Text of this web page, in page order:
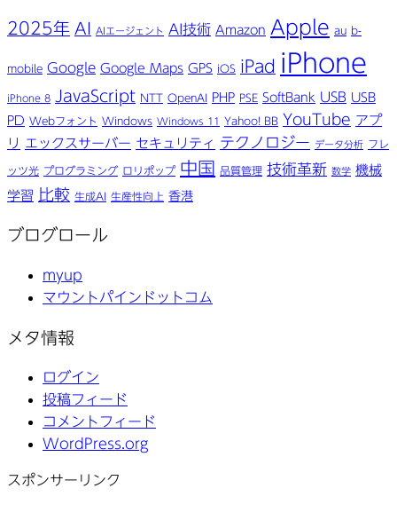
2025年 AI AIエージェント AI技術 Amazon Apple au b-
mobile Google Google Maps GPS iOS iPad iPhone
iPhone 8 JavaScript NTT OpenAI PHP PSE SoftBank USB USB
PD Webフォント Windows Windows 11 Yahoo! BB YouTube アプ
リ
エックスサーバー セキュリティ テクノロジー データ分析 フレ
ッツ光 プログラミング ロリポップ 中国 品質管理 技術革新 数学 機械
学習 比較 生成AI 生産性向上 香港
ブログロール
myup
マウントパインドットコム
メタ情報
ログイン
投稿フィード
コメントフィード
WordPress.org
スポンサーリンク